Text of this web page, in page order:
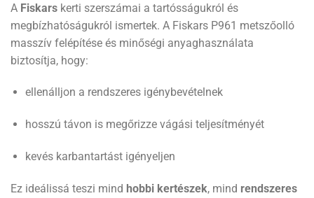
A Fiskars kerti szerszámai a tartósságukról és
megbízhatóságukról ismertek. A Fiskars P961 metszőolló
masszív felépítése és minőségi anyaghasználata
biztosítja, hogy:
ellenálljon a rendszeres igénybevételnek
hosszú távon is megőrizze vágási teljesítményét
kevés karbantartást igényeljen
Ez ideálissá teszi mind hobbi kertészek, mind rendszeres